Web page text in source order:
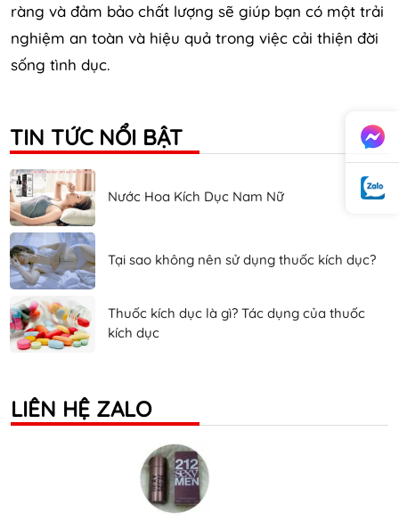
ràng và đảm bảo chất lượng sẽ giúp bạn có một trải
nghiệm an toàn và hiệu quả trong việc cải thiện đời
sống tình dục.
TIN TỨC NỔI BẬT
Nước Hoa Kích Dục Nam Nữ
Tại sao không nên sử dụng thuốc kích dục?
Thuốc kích dục là gì? Tác dụng của thuốc
kích dục
LIÊN HỆ ZALO